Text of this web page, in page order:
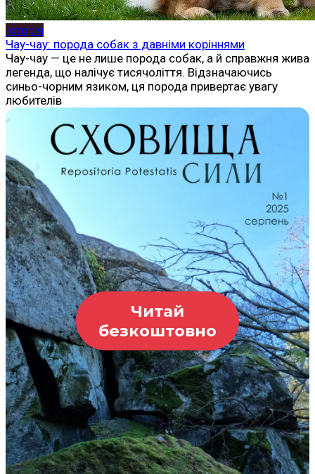
Історія
Чау-чау: порода собак з давніми коріннями
Чау-чау — це не лише порода собак, а й справжня жива
легенда, що налічує тисячоліття. Відзначаючись
синьо-чорним язиком, ця порода привертає увагу
любителів
Читай
безкоштовно